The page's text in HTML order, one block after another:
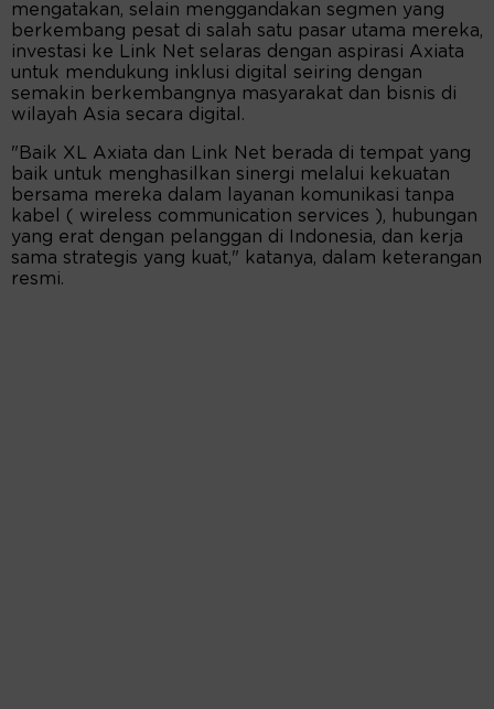
mengatakan, selain menggandakan segmen yang
berkembang pesat di salah satu pasar utama mereka,
investasi ke Link Net selaras dengan aspirasi Axiata
untuk mendukung inklusi digital seiring dengan
semakin berkembangnya masyarakat dan bisnis di
wilayah Asia secara digital.
"Baik XL Axiata dan Link Net berada di tempat yang
baik untuk menghasilkan sinergi melalui kekuatan
bersama mereka dalam layanan komunikasi tanpa
kabel ( wireless communication services ), hubungan
yang erat dengan pelanggan di Indonesia, dan kerja
sama strategis yang kuat," katanya, dalam keterangan
resmi.